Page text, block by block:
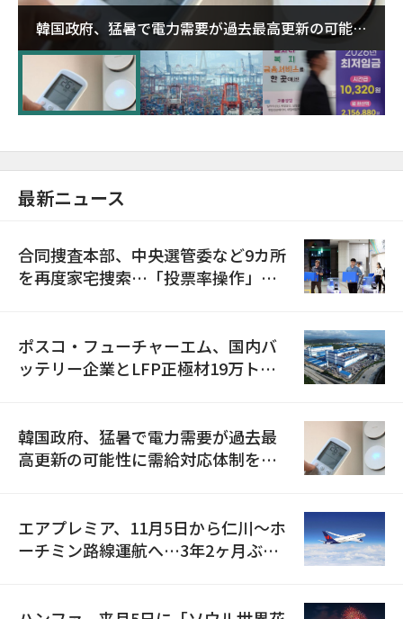
韓国政府、猛暑で電力需要が過去最高更新の可能性
に需給対応体制を点検
最新ニュース
合同捜査本部、中央選管委など9カ所
を再度家宅捜索…「投票率操作」の
ポスコ・フューチャーエム、国内バ
ッテリー企業とLFP正極材19万トン
韓国政府、猛暑で電力需要が過去最
高更新の可能性に需給対応体制を点
エアプレミア、11月5日から仁川〜ホ
ーチミン路線運航へ…3年2ヶ月ぶり